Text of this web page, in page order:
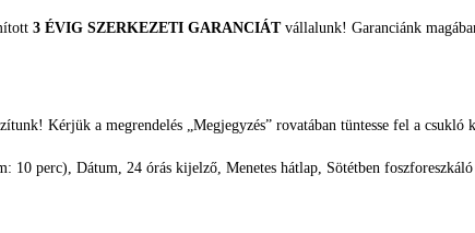
3 ÉVIG SZERKEZETI GARANCIÁTvállalunk! Garanciánk
Kérjük a megrendelés „Megjegyzés” rovatában tüntesse fel a csukló
perc), Dátum, 24 órás kijelző, Menetes hátlap, Sötétben